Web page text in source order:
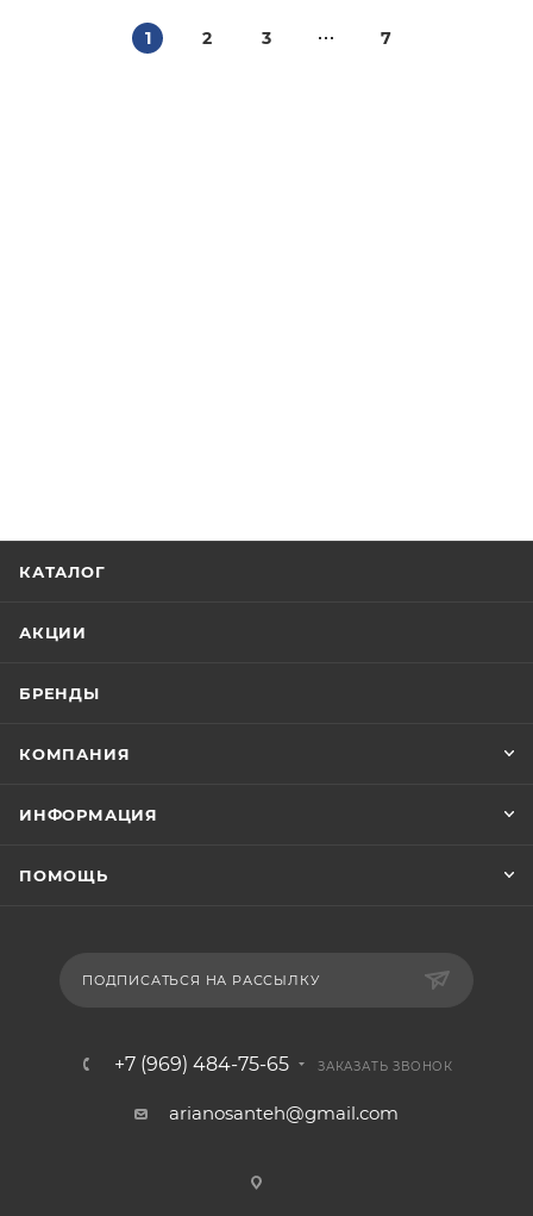
1 2 3 7
КАТАЛОГ
АКЦИИ
БРЕНДЫ
КОМПАНИЯ
ИНФОРМАЦИЯ
ПОМОЩЬ
ПОДПИСАТЬСЯ НА РАССЫЛКУ
+7 (969) 484-75-65 ЗАКАЗАТЬ ЗВОНОК
arianosanteh@gmail.com